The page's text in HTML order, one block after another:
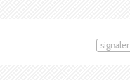
signaler